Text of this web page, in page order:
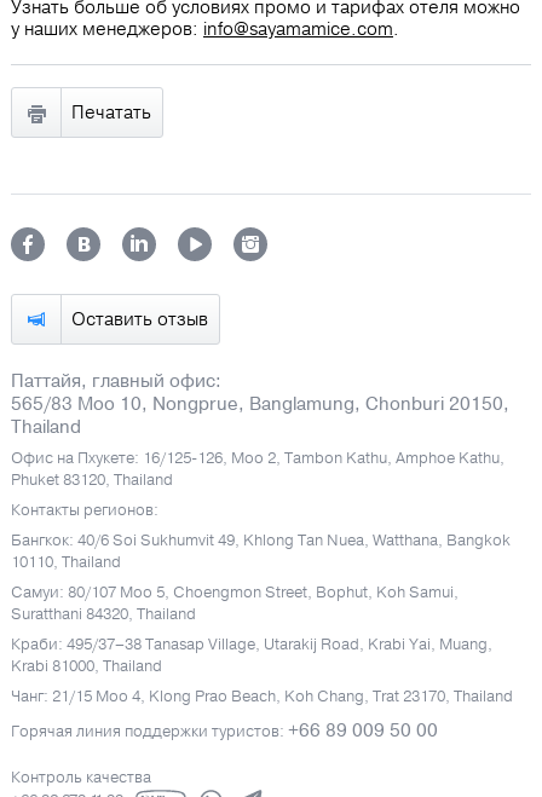
Оставить отзыв
Паттайя, главный офис:
565/83 Moo 10, Nongprue, Banglamung, Chonburi 20150,
Thailand
Офис на Пхукете: 16/125-126, Moo 2, Tambon Kathu, Amphoe Kathu,
Phuket 83120, Thailand
Контакты регионов:
Бангкок: 40/6 Soi Sukhumvit 49, Khlong Tan Nuea, Watthana, Bangkok
10110, Thailand
Самуи: 80/107 Moo 5, Choengmon Street, Bophut, Koh Samui,
Suratthani 84320, Thailand
Краби: 495/37–38 Tanasap Village, Utarakij Road, Krabi Yai, Muang,
Krabi 81000, Thailand
Чанг: 21/15 Moo 4, Klong Prao Beach, Koh Chang, Trat 23170, Thailand
Горячая линия поддержки туристов: +66 89 009 50 00
Контроль качества
Узнать больше об условиях промо и тарифах отеля можно
у наших менеджеров: info@sayamamice.com.
Печатать